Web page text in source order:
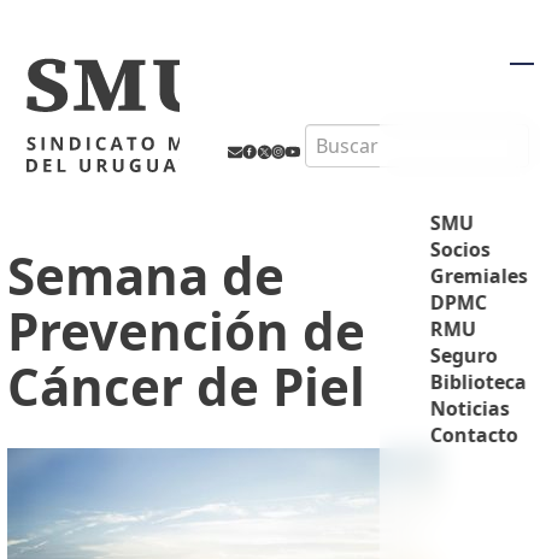
Search
SMU
Socios
Gremiales
DPMC
RMU
Seguro
Biblioteca
Noticias
Contacto
Semana de
Prevención de
Cáncer de Piel